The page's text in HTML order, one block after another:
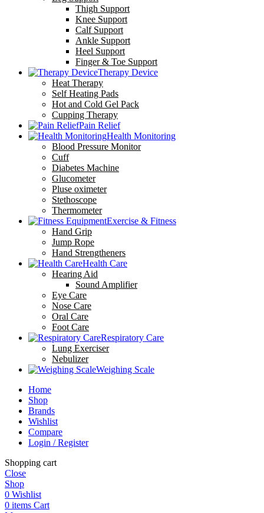
Thigh Support
Knee Support
Calf Support
Ankle Support
Heel Support
Finger & Toe Support
Therapy Device
Heat Therapy
Self Heating Pads
Hot and Cold Gel Pack
Cupping Therapy
Pain Relief
Health Monitoring
Blood Pressure Monitor
Cuff
Diabetes Machine
Glucometer
Pluse oximeter
Stethoscope
Thermometer
Exercise & Fitness
Hand Grip
Jump Rope
Hand Strengtheners
Health Care
Hearing Aid
Sound Amplifier
Eye Care
Nose Care
Oral Care
Foot Care
Respiratory Care
Lung Exerciser
Nebulizer
Weighing Scale
Home
Shop
Brands
Wishlist
Compare
Login / Register
Shopping cart
Close
Shop
0 Wishlist
0 items Cart